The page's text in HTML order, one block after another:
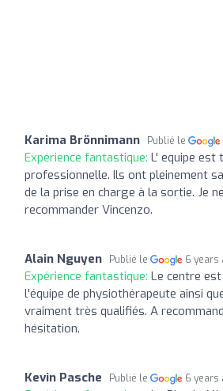
Karima Brönnimann Publié le
Expérience fantastique: L' equipe
professionnelle. Ils ont pleinement
de la prise en charge à la sortie. Je
recommander Vincenzo.
Alain Nguyen Publié le 6 years
Expérience fantastique: Le centre
l'équipe de physiothérapeute ainsi
vraiment très qualifiés. A
hésitation.
Kevin Pasche Publié le 6 years